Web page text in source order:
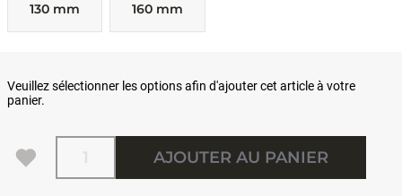
130 mm 160 mm
Veuillez sélectionner les options afin d'ajouter cet article à votre
panier.
Quantité
AJOUTER AU PANIER